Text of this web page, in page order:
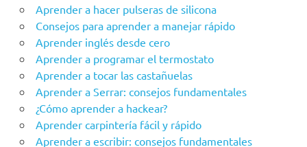
Aprender a hacer pulseras de silicona
Consejos para aprender a manejar rápido
Aprender inglés desde cero
Aprender a programar el termostato
Aprender a tocar las castañuelas
Aprender a Serrar: consejos fundamentales
¿Cómo aprender a hackear?
Aprender carpintería fácil y rápido
Aprender a escribir: consejos fundamentales